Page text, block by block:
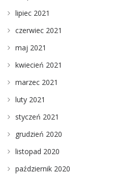
lipiec 2021
czerwiec 2021
maj 2021
kwiecień 2021
marzec 2021
luty 2021
styczeń 2021
grudzień 2020
listopad 2020
październik 2020